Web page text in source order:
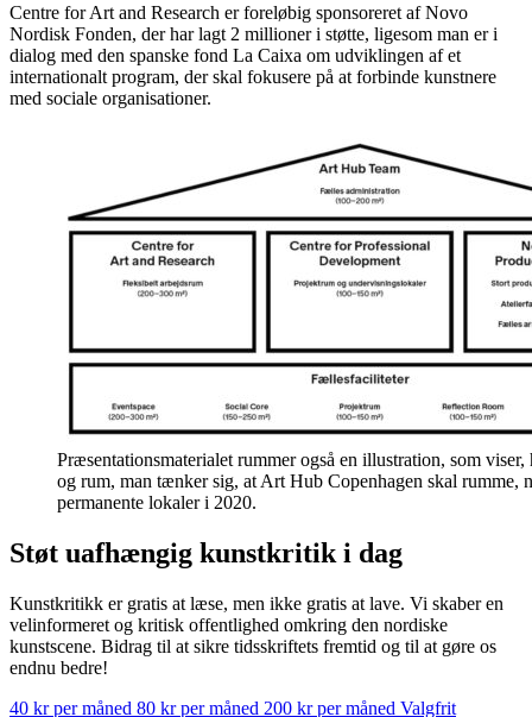
Centre for Art and Research er foreløbig sponsoreret af Novo
Nordisk Fonden, der har lagt 2 millioner i støtte, ligesom man er i
dialog med den spanske fond La Caixa om udviklingen af et
internationalt program, der skal fokusere på at forbinde kunstnere
med sociale organisationer.
Præsentationsmaterialet rummer også en illustration, som
og rum, man tænker sig, at Art Hub Copenhagen skal rumme,
permanente lokaler i 2020.
Støt uafhængig kunstkritik i dag
Kunstkritikk er gratis at læse, men ikke gratis at lave. Vi skaber en
velinformeret og kritisk offentlighed omkring den nordiske
kunstscene. Bidrag til at sikre tidsskriftets fremtid og til at gøre os
endnu bedre!
40 kr per måned 80 kr per måned 200 kr per måned Valgfrit